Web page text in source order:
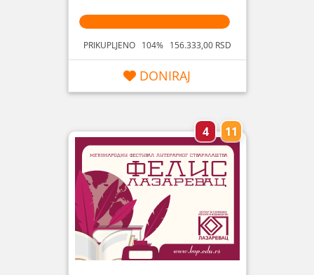
PRIKUPLJENO 104% 156.333,00 RSD
DONIRAJ
4 11